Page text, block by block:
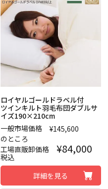
ロイヤルゴールドラベル付
ツインキルト羽毛布団ダブルサ
イズ190×210cm
一般市場価格
¥145,600
のところ
工場直販卸価格
¥84,000
税込
詳細を見る